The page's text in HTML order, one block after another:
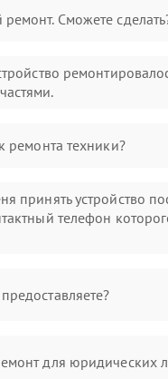
Сможете
ремонта техники?
принять устройство
телефон
для юридических